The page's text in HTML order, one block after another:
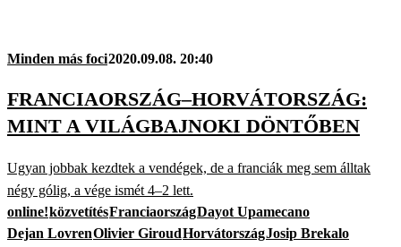
Minden más foci2020.09.08. 20:40
FRANCIAORSZÁG–HORVÁTORSZÁG:
MINT A VILÁGBAJNOKI DÖNTŐBEN
Ugyan jobbak kezdtek a vendégek, de a franciák meg sem álltak
négy gólig, a vége ismét 4–2 lett.
online!közvetítésFranciaországDayot Upamecano
Dejan LovrenOlivier GiroudHorvátországJosip Brekalo